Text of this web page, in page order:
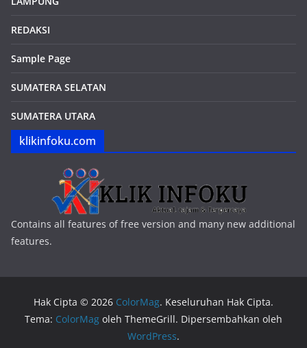
REDAKSI
Sample Page
SUMATERA SELATAN
SUMATERA UTARA
klikinfoku.com
Contains all features of free version and many new additional
features.
Hak Cipta © 2026 ColorMag. Keseluruhan Hak Cipta.
Tema: ColorMag oleh ThemeGrill. Dipersembahkan oleh
WordPress.